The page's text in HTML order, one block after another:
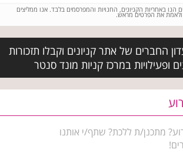
הנו באחריות הקניונים, החנויות והמפרסמים בלבד. אנו ממליצים
ולאמת את הפרטים מראש.
החברים של אתר קניונים וקבלו תזכורות
ופעילויות במרכז קניות מונד סנטר
מתכנן/ת ללכת? שתף/י אותנו